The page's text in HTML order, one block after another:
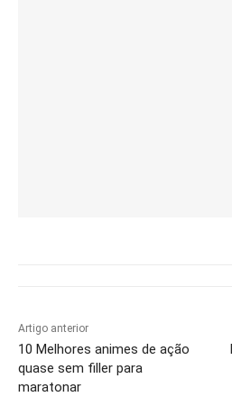
Artigo anterior
10 Melhores animes de ação
quase sem filler para
maratonar